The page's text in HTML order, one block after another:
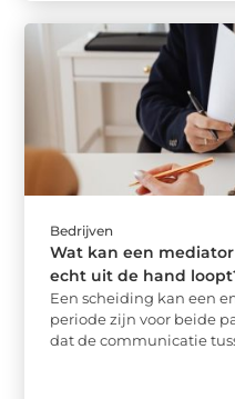
Bedrijven
Wat kan een
echt uit de hand
Een scheiding kan een
periode zijn voor beide
dat de communicatie